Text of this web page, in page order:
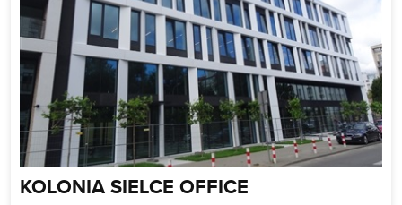
KOLONIA SIELCE OFFICE